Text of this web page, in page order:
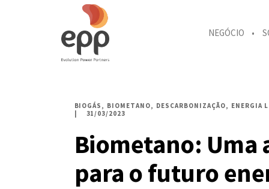
NEGÓCIO
BIOGÁS BIOMETANO DESCARBONIZAÇÃO
ENERGIA
31/03/2023
Biometano:
para o futuro